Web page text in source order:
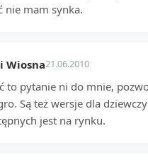
nie mam synka.
Wiosna21.06.2010
to pytanie ni do mnie,
Są też wersje dla
jest na rynku.